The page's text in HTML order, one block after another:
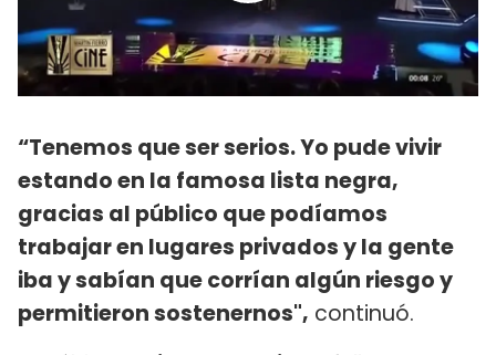
“Tenemos que ser serios. Yo pude vivir
estando en la famosa lista negra,
gracias al público que podíamos
trabajar en lugares privados y la gente
iba y sabían que corrían algún riesgo y
permitieron sostenernos", continuó.